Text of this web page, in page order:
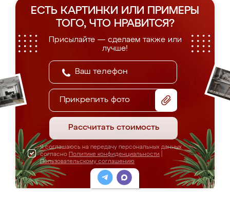
ЕСТЬ КАРТИНКИ ИЛИ ПРИМЕРЫ
ТОГО, ЧТО НРАВИТСЯ?
Присылайте — сделаем также или
лучше!
Прикрепить фото
Рассчитать стоимость
Я соглашаюсь на передачу персональных данных
согласно Политике конфиденциальности
Пользовательскому соглашению